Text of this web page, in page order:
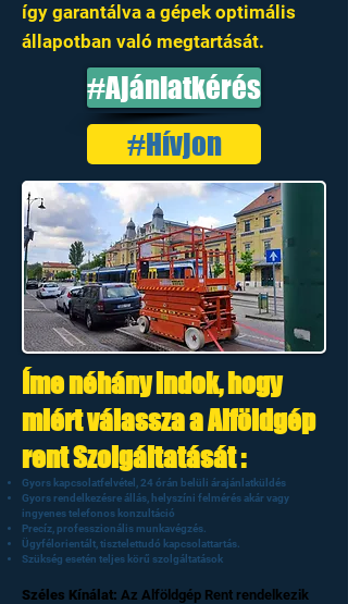
így garantálva a gépek optimális
állapotban való megtartását.
#Ajánlatkérés
#Hívjon
Íme néhány indok, hogy
miért válassza a Alföldgép
rent Szolgáltatását :
Gyors kapcsolatfelvétel, 24 órán belüli árajánlatküldés
Gyors rendelkezésre állás, helyszíni felmérés akár vagy
ingyenes telefonos konzultáció
Precíz, professzionális munkavégzés.
Ügyfélorientált, tisztelettudó kapcsolattartás.
Szükség esetén teljes körű szolgáltatások
Széles Kínálat: Az Alföldgép Rent rendelkezik